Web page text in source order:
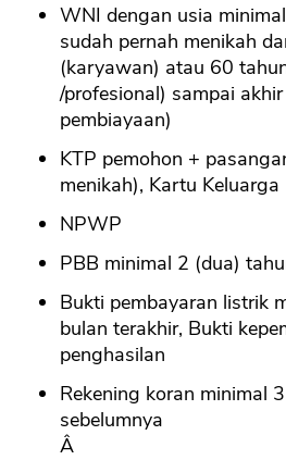
WNI dengan usia
sudah pernah menikah
(karyawan) atau 60
/profesional) sampai
pembiayaan)
KTP pemohon +
menikah), Kartu Keluarga
NPWP
PBB minimal 2 (dua)
Bukti pembayaran listrik
bulan terakhir, Bukti
penghasilan
Rekening koran minimal
sebelumnya
Â